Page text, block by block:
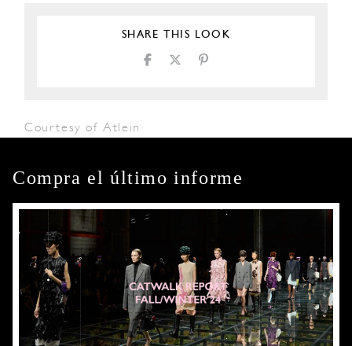
SHARE THIS LOOK
Courtesy of Atlein
Compra el último informe